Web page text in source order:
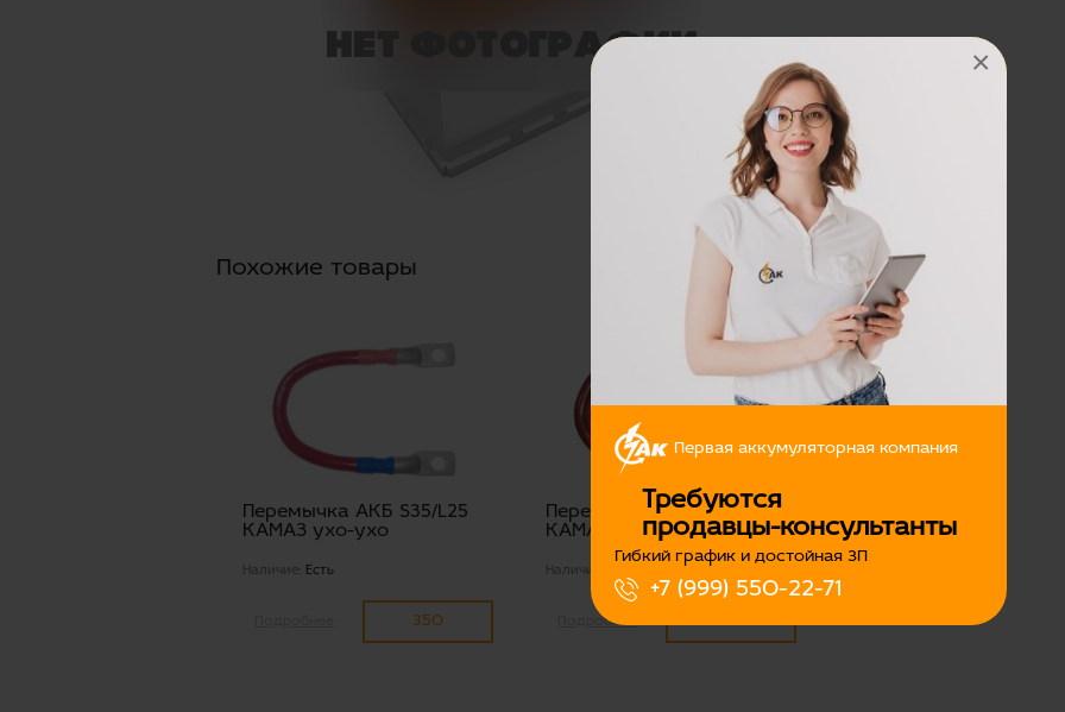
Первая аккумуляторная компания
Требуются
продавцы-консультанты
Гибкий график и достойная ЗП
+7 (999) 550-22-71
×
Цена:
Похожие товары
Перемычка АКБ S35/L25
КАМАЗ ухо-ухо
Наличие: Есть
350
Перемычка АКБ S35/L45
КАМАЗ ухо-ухо
Наличие:
Подробнее 800